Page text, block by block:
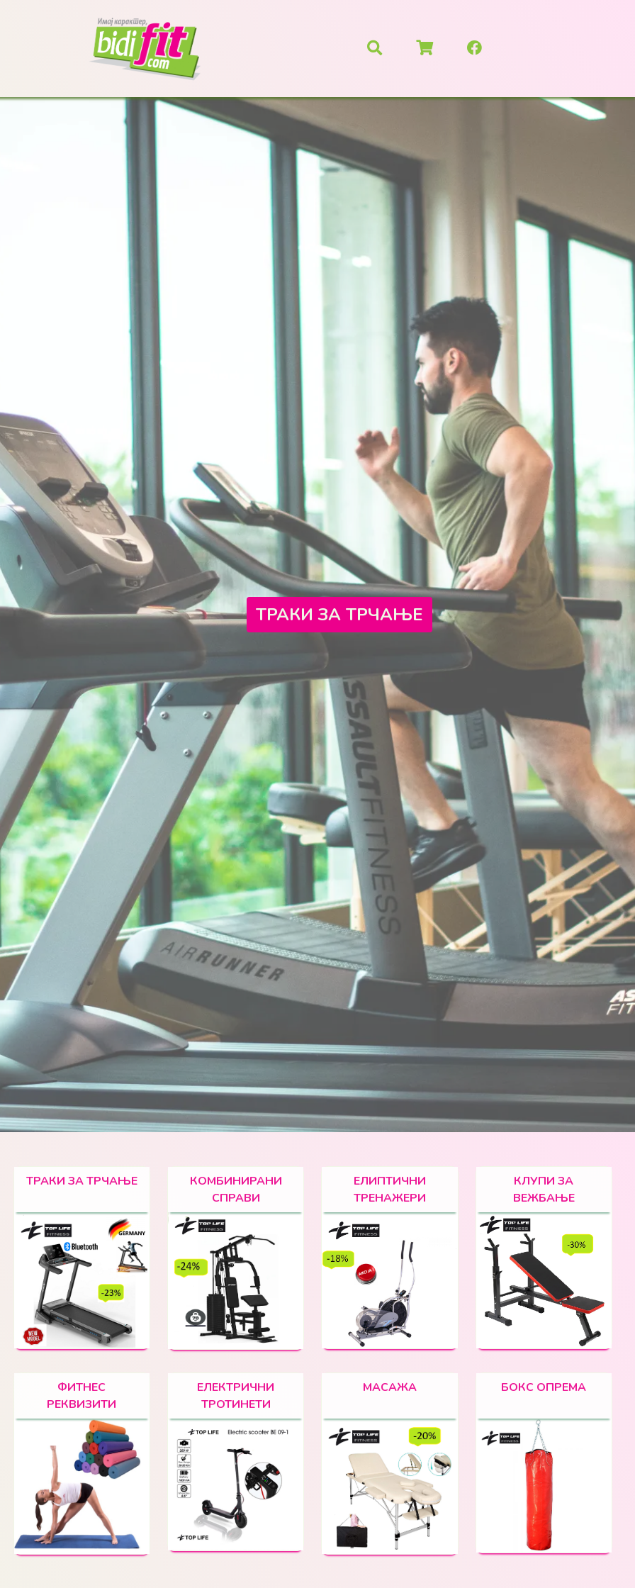
ТРАКИ ЗА ТРЧАЊЕ
ТРАКИ ЗА ТРЧАЊЕ
КОМБИНИРАНИ
СПРАВИ
ЕЛИПТИЧНИ
ТРЕНАЖЕРИ
КЛУПИ ЗА
ВЕЖБАЊЕ
ФИТНЕС
РЕКВИЗИТИ
ЕЛЕКТРИЧНИ
ТРОТИНЕТИ
МАСАЖА БОКС ОПРЕМА